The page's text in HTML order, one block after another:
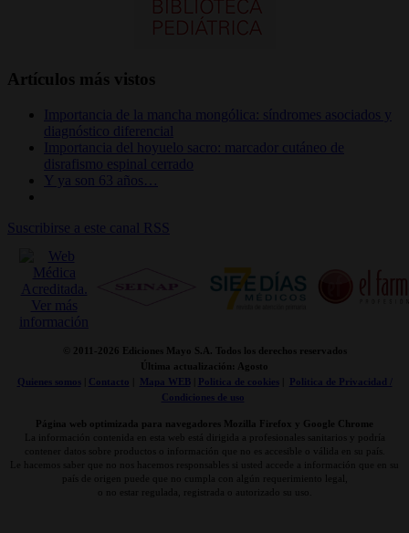
Artículos más vistos
Importancia de la mancha mongólica: síndromes asociados y
diagnóstico diferencial
Importancia del hoyuelo sacro: marcador cutáneo de
disrafismo espinal cerrado
Y ya son 63 años…
Suscribirse a este canal RSS
© 2011- 2026 Ediciones Mayo S.A. Todos los derechos reservados
Última actualización: Agosto
Quienes somos| Contacto Mapa WEB| Politica de cookies|
Politica de Privacidad /
Condiciones de uso
Página web optimizada para navegadores Mozilla Firefox y Google Chrome
La información contenida en esta web está dirigida a profesionales sanitarios y podría
contener datos sobre productos o información que no es accesible o válida en su país.
Le hacemos saber que no nos hacemos responsables si usted accede a información que en su
país de origen puede que no cumpla con algún requerimiento legal,
o no estar regulada, registrada o autorizado su uso.